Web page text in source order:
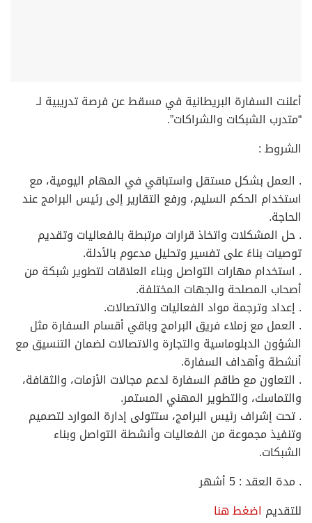
أعلنت السفارة البريطانية في مسقط عن فرصة تدريبية لـ
“متدرب الشبكات والشراكات”.
الشروط :
. العمل بشكل مستقل واستباقي في المهام اليومية، مع
استخدام الحكم السليم، ورفع التقارير إلى رئيس البرامج عند
الحاجة.
. حل المشكلات واتخاذ قرارات مرتبطة بالفعاليات وتقديم
توصيات بناءً على تفسير وتحليل مدعوم بالأدلة.
. استخدام مهارات التواصل وبناء العلاقات لتطوير شبكة من
أصحاب المصلحة والجهات المختلفة.
. إعداد وترجمة مواد الفعاليات والاتصالات.
. العمل مع زملاء فريق البرامج وباقي أقسام السفارة مثل
الشؤون الدبلوماسية والتجارة والاتصالات لضمان التنسيق مع
أنشطة وأهداف السفارة.
. التعاون مع طاقم السفارة لدعم مجالات الأزمات، والثقافة،
والتماسك، والتطوير المهني المستمر.
. تحت إشراف رئيس البرامج، ستتولى إدارة الموارد لتصميم
وتنفيذ مجموعة من الفعاليات وأنشطة التواصل وبناء
الشبكات.
. مدة العقد : 5 أشهر
للتقديماضغط هنا